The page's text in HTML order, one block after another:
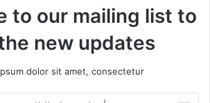
to our mailing list to
new updates!
dolor sit amet, consectetur.